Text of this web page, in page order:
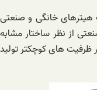
هیترهای خانگی و صنعتی
از نظر ساختار مشابه
ظرفیت های کوچکتر تولید